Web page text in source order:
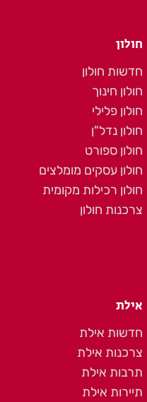
חולון
חדשות חולון
חולון חינוך
חולון פלילי
חולון נדל"ן
חולון ספורט
חולון עסקים מומלצים
חולון רכילות מקומית
צרכנות חולון
אילת
חדשות אילת
צרכנות אילת
תרבות אילת
תיירות אילת